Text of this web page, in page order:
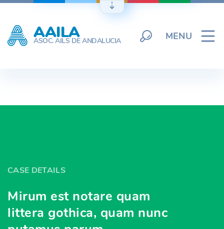
Skip
content
AAILA
ASOC. AILS DE ANDALUCIA MENU
CASE DETAILS
Mirum est notare quam
littera gothica, quam nunc